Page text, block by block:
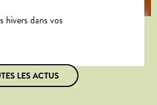
hivers dans vos
LES ACTUS